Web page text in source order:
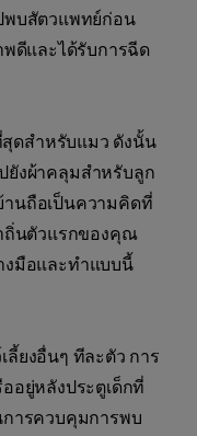
พบสัตวแพทย์ก่อน
พดีและได้รับการฉีด
ดสำหรับแมว ดังนั้น
ยังผ้าคลุมสำหรับลูก
นถือเป็นความคิดที่
ถิ่นตัวแรกของคุณ
งมือและทำแบบนี้
ยงอื่นๆ ทีละตัว การ
อยู่หลังประตูเด็กที่
ารควบคุมการพบ